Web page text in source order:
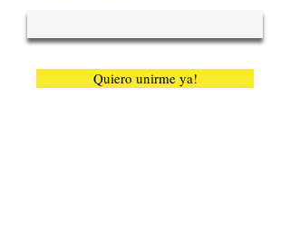
Quiero unirme ya!